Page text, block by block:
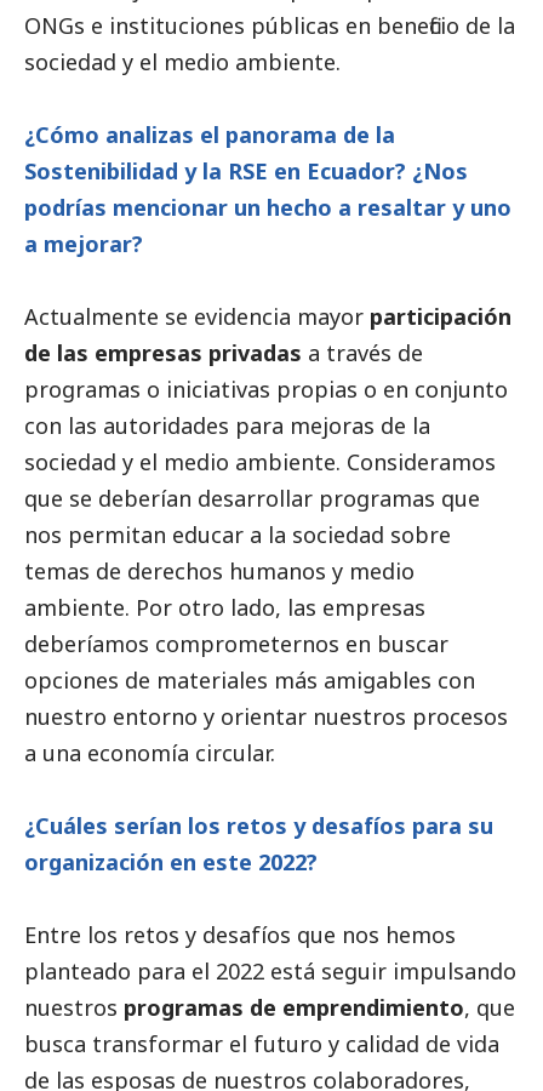
ONGs e instituciones públicas en beneficio de la
sociedad y el medio ambiente.
¿Cómo analizas el panorama de la
Sostenibilidad y la RSE en Ecuador? ¿Nos
podrías mencionar un hecho a resaltar y uno
a mejorar?
Actualmente se evidencia mayor participación
de las empresas privadas a través de
programas o iniciativas propias o en conjunto
con las autoridades para mejoras de la
sociedad y el medio ambiente. Consideramos
que se deberían desarrollar programas que
nos permitan educar a la sociedad sobre
temas de derechos humanos y medio
ambiente. Por otro lado, las empresas
deberíamos comprometernos en buscar
opciones de materiales más amigables con
nuestro entorno y orientar nuestros procesos
a una economía circular.
¿Cuáles serían los retos y desafíos para su
organización en este 2022?
Entre los retos y desafíos que nos hemos
planteado para el 2022 está seguir impulsando
nuestros programas de emprendimiento, que
busca transformar el futuro y calidad de vida
de las esposas de nuestros colaboradores,